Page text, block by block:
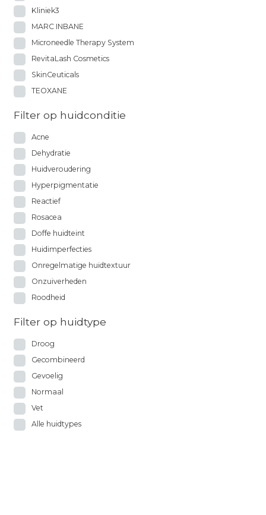
Kliniek3
MARC INBANE
Microneedle Therapy System
RevitaLash Cosmetics
SkinCeuticals
TEOXANE
Filter op huidconditie
Acne
Dehydratie
Huidveroudering
Hyperpigmentatie
Reactief
Rosacea
Doffe huidteint
Huidimperfecties
Onregelmatige huidtextuur
Onzuiverheden
Roodheid
Filter op huidtype
Droog
Gecombineerd
Gevoelig
Normaal
Vet
Alle huidtypes